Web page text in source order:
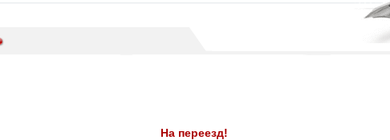
На переезд!